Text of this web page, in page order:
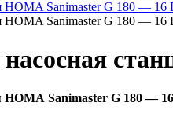
HOMA Sanimаster G 180 —